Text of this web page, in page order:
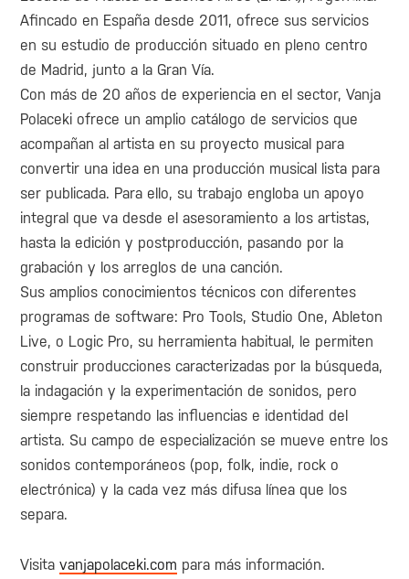
Afincado en España desde 2011, ofrece sus servicios
en su estudio de producción situado en pleno centro
de Madrid, junto a la Gran Vía.
Con más de 20 años de experiencia en el sector, Vanja
Polaceki ofrece un amplio catálogo de servicios que
acompañan al artista en su proyecto musical para
convertir una idea en una producción musical lista para
ser publicada. Para ello, su trabajo engloba un apoyo
integral que va desde el asesoramiento a los artistas,
hasta la edición y postproducción, pasando por la
grabación y los arreglos de una canción.
Sus amplios conocimientos técnicos con diferentes
programas de software: Pro Tools, Studio One, Ableton
Live, o Logic Pro, su herramienta habitual, le permiten
construir producciones caracterizadas por la búsqueda,
la indagación y la experimentación de sonidos, pero
siempre respetando las influencias e identidad del
artista. Su campo de especialización se mueve entre los
sonidos contemporáneos (pop, folk, indie, rock o
electrónica) y la cada vez más difusa línea que los
separa.
Visitavanjapolaceki.com para más información.